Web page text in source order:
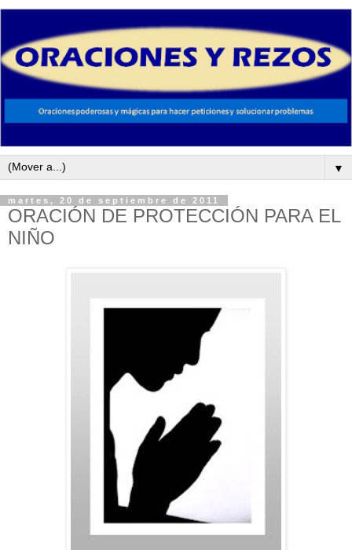
▼
martes, 20 de septiembre de 2011
ORACIÓN DE PROTECCIÓN PARA EL
NIÑO